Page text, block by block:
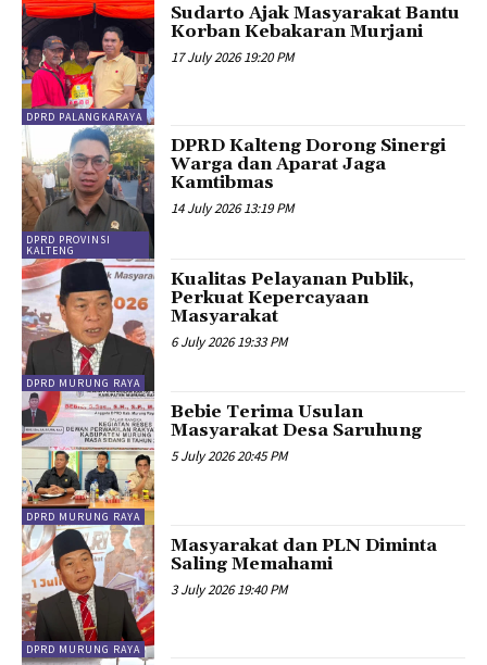
DPRD PALANGKARAYA
Sudarto Ajak Masyarakat Bantu
Korban Kebakaran Murjani
17 July 2026 19:20 PM
DPRD PROVINSI
KALTENG
DPRD Kalteng Dorong Sinergi
Warga dan Aparat Jaga
Kamtibmas
14 July 2026 13:19 PM
DPRD MURUNG RAYA
Kualitas Pelayanan Publik,
Perkuat Kepercayaan
Masyarakat
6 July 2026 19:33 PM
DPRD MURUNG RAYA
Bebie Terima Usulan
Masyarakat Desa Saruhung
5 July 2026 20:45 PM
DPRD MURUNG RAYA
Masyarakat dan PLN Diminta
Saling Memahami
3 July 2026 19:40 PM